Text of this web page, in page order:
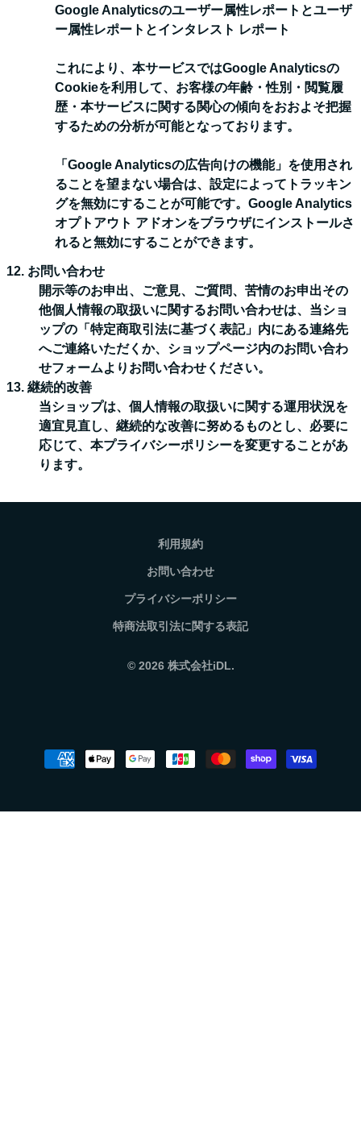
Google Analyticsのユーザー属性レポートとユーザ
ー属性レポートとインタレスト レポート
これにより、本サービスではGoogle Analyticsの
Cookieを利用して、お客様の年齢・性別・閲覧履
歴・本サービスに関する関心の傾向をおおよそ把握
するための分析が可能となっております。
「Google Analyticsの広告向けの機能」を使用され
ることを望まない場合は、設定によってトラッキン
グを無効にすることが可能です。Google Analytics
オプトアウト アドオンをブラウザにインストールさ
れると無効にすることができます。
12. お問い合わせ
開示等のお申出、ご意見、ご質問、苦情のお申出その
他個人情報の取扱いに関するお問い合わせは、当ショ
ップの「特定商取引法に基づく表記」内にある連絡先
へご連絡いただくか、ショップページ内のお問い合わ
せフォームよりお問い合わせください。
13. 継続的改善
当ショップは、個人情報の取扱いに関する運用状況を
適宜見直し、継続的な改善に努めるものとし、必要に
応じて、本プライバシーポリシーを変更することがあ
ります。
利用規約
お問い合わせ
プライバシーポリシー
特商法取引法に関する表記
© 2026 株式会社iDL.